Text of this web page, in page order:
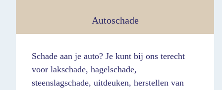
Autoschade
Schade aan je auto? Je kunt bij ons terecht
voor lakschade, hagelschade,
steenslagschade, uitdeuken, herstellen van